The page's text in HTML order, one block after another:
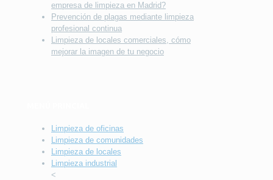
empresa de limpieza en Madrid?
Prevención de plagas mediante limpieza
profesional continua
Limpieza de locales comerciales, cómo
mejorar la imagen de tu negocio
Limpieza de oficinas
Limpieza de comunidades
Limpieza de locales
Limpieza industrial
<